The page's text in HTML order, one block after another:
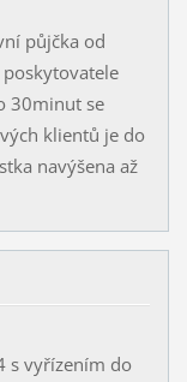
půjčka od
poskytovatele
30minut se
klientů je do
navýšena až
s vyřízením do